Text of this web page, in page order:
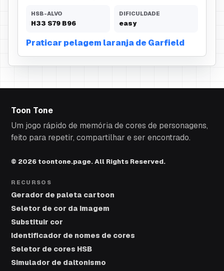
HSB-ALVO
H33 S79 B96
DIFICULDADE
easy
Praticar pelagem laranja de Garfield
Toon Tone
Um jogo rápido de memória de cores de personagens,
feito para repetir, compartilhar e ser encontrado.
© 2026 toontone.page. All Rights Reserved.
RECURSOS
Gerador de paleta cartoon
Seletor de cor da imagem
Substituir cor
Identificador de nomes de cores
Seletor de cores HSB
Simulador de daltonismo